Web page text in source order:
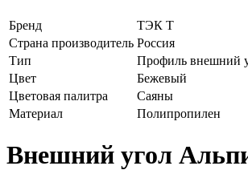
Бренд
ТЭК Т
Страна производитель Россия
Тип
Профиль внешний
Цвет
Бежевый
Цветовая палитра
Саяны
Материал
Полипропилен
Внешний угол